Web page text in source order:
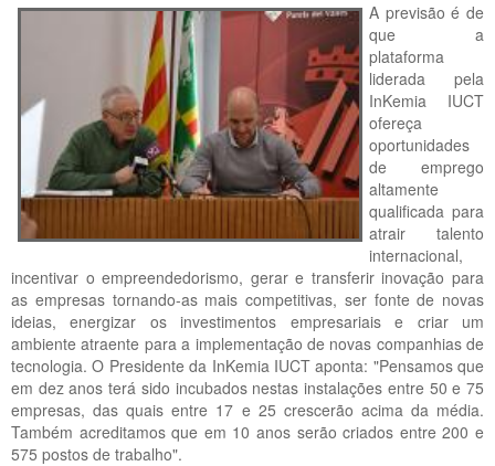
A previsão é de
que a
plataforma
liderada pela
InKemia IUCT
ofereça
oportunidades
de emprego
altamente
qualificada para
atrair talento
internacional,
incentivar o empreendedorismo, gerar e transferir inovação para
as empresas tornando-as mais competitivas, ser fonte de novas
ideias, energizar os investimentos empresariais e criar um
ambiente atraente para a implementação de novas companhias de
tecnologia. O Presidente da InKemia IUCT aponta: "Pensamos que
em dez anos terá sido incubados nestas instalações entre 50 e 75
empresas, das quais entre 17 e 25 crescerão acima da média.
Também acreditamos que em 10 anos serão criados entre 200 e
575 postos de trabalho".